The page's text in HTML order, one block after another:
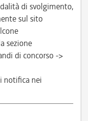
di svolgimento,
sul sito
sezione
di concorso ->
notifica nei